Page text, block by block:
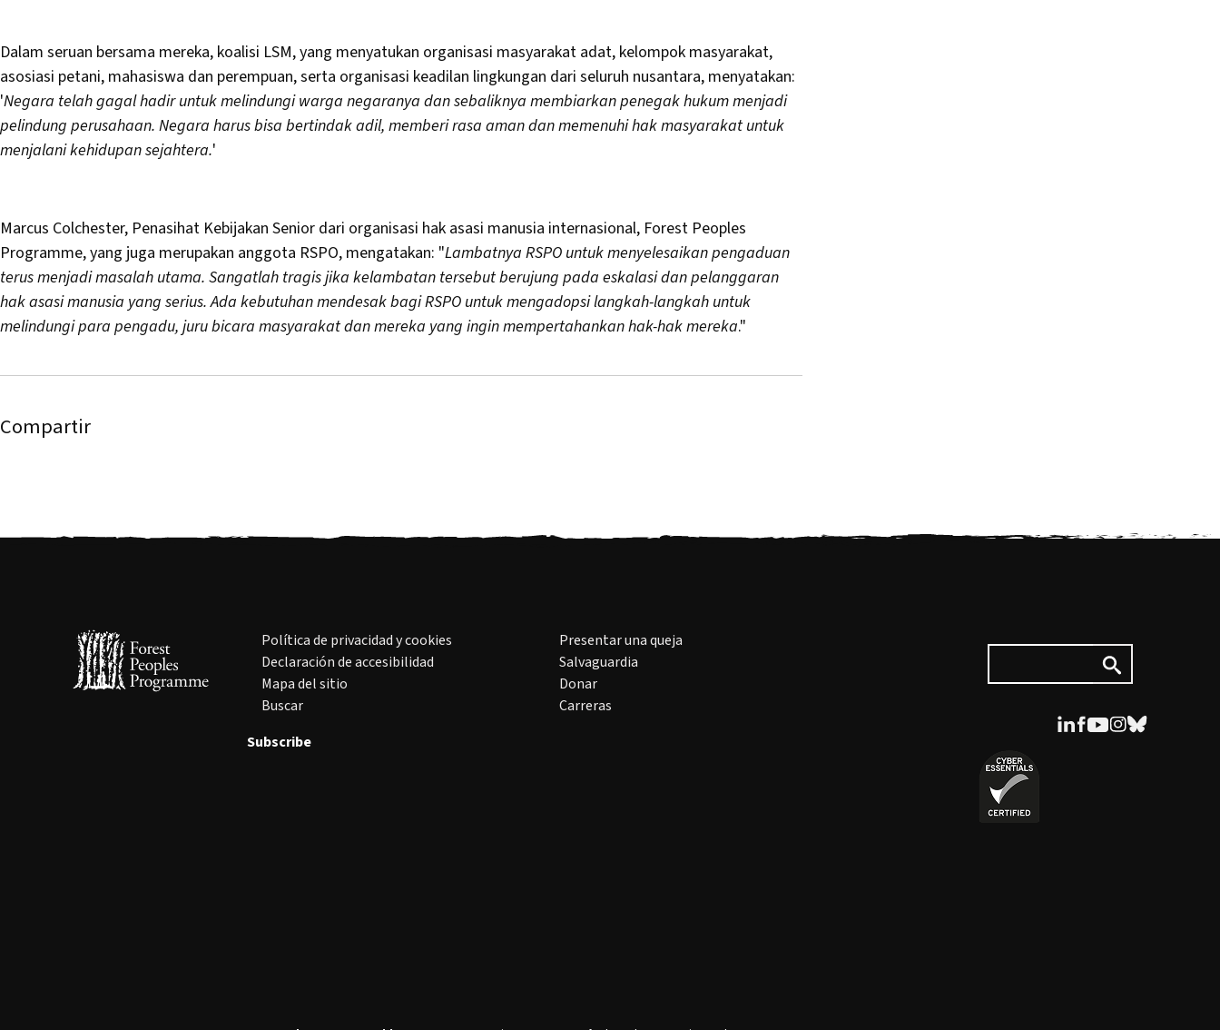
Dalam seruan bersama mereka, koalisi LSM, yang menyatukan organisasi masyarakat adat, kelompok masyarakat,
asosiasi petani, mahasiswa dan perempuan, serta organisasi keadilan lingkungan dari seluruh nusantara, menyatakan:
'Negara telah gagal hadir untuk melindungi warga negaranya dan sebaliknya membiarkan penegak hukum menjadi
pelindung perusahaan. Negara harus bisa bertindak adil, memberi rasa aman dan memenuhi hak masyarakat untuk
menjalani kehidupan sejahtera.'
Marcus Colchester, Penasihat Kebijakan Senior dari organisasi hak asasi manusia internasional, Forest Peoples
Programme, yang juga merupakan anggota RSPO, mengatakan: "Lambatnya RSPO untuk menyelesaikan pengaduan
terus menjadi masalah utama. Sangatlah tragis jika kelambatan tersebut berujung pada eskalasi dan pelanggaran
hak asasi manusia yang serius. Ada kebutuhan mendesak bagi RSPO untuk mengadopsi langkah-langkah untuk
melindungi para pengadu, juru bicara masyarakat dan mereka yang ingin mempertahankan hak-hak mereka."
Compartir
Política de privacidad y cookies
Declaración de accesibilidad
Mapa del sitio
Buscar
Presentar una queja
Salvaguardia
Donar
Carreras
Subscribe